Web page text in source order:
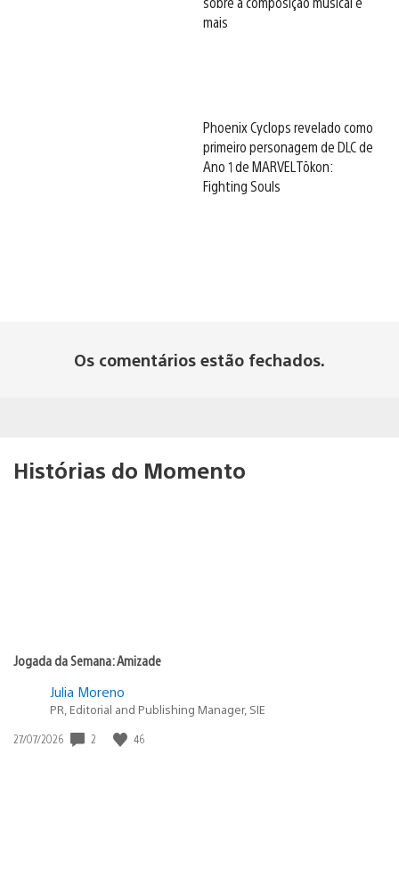
mais
Phoenix Cyclops revelado como
primeiro personagem de DLC de
Ano 1 de MARVEL Tōkon:
Fighting Souls
Os comentários estão fechados.
Histórias do Momento
Jogada da Semana: Amizade
Julia Moreno
PR, Editorial and Publishing Manager, SIE
Data
27/07/2026 2 46